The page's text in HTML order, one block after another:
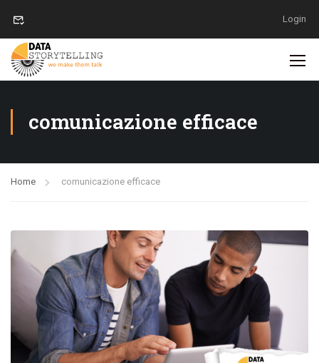
Login
comunicazione efficace
Home comunicazione efficace